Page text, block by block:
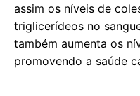
assim os níveis de
triglicerídeos no
também aumenta os
promovendo a saúde